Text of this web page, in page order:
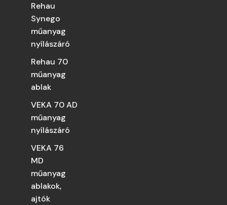
Rehau
Synego
műanyag
nyílászáró
Rehau 70
műanyag
ablak
VEKA 70 AD
műanyag
nyílászáró
VEKA 76
MD
műanyag
ablakok,
ajtók